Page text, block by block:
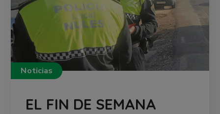
Noticias
EL FIN DE SEMANA